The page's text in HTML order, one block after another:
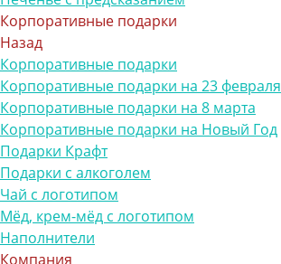
Корпоративные подарки
Назад
Корпоративные подарки
Корпоративные подарки на 23 февраля
Корпоративные подарки на 8 марта
Корпоративные подарки на Новый Год
Подарки Крафт
Подарки с алкоголем
Чай с логотипом
Мёд, крем-мёд с логотипом
Наполнители
Компания